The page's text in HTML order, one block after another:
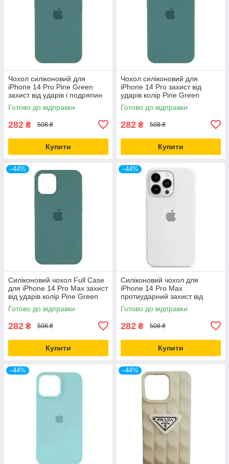
Чохол силіконовий для
iPhone 14 Pro Pine Green
захист від ударів і подряпин
повнорозмірний
Готово до відправки
282 ₴ 508 ₴
Купити
Чохол силіконовий для
iPhone 14 Pro захист від
ударів колір Pine Green
Готово до відправки
282 ₴ 508 ₴
Купити
–44%
Силіконовий чохол Full Case
для iPhone 14 Pro Max захист
від ударів колір Pine Green
Готово до відправки
282 ₴ 508 ₴
Купити
–44%
Силіконовий чохол для
iPhone 14 Pro Max
протиударний захист від
падінь колір Білий
Готово до відправки
282 ₴ 508 ₴
Купити
–44% –44%